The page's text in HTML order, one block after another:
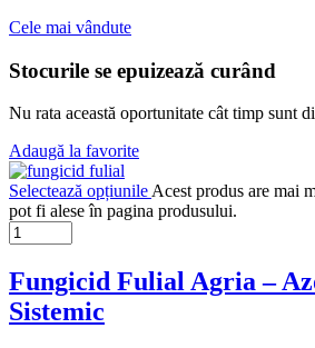
Cele mai vândute
Stocurile se epuizează curând
Nu rata această oportunitate cât timp sunt
Adaugă la favorite
Selectează opțiunile Acest produs are mai
pot fi alese în pagina produsului.
Fungicid Fulial Agria –
Sistemic